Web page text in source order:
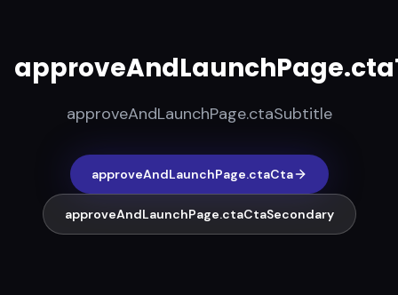
approveAndLaunchPage.ctaSubtitle
approveAndLaunchPage.ctaCta
approveAndLaunchPage.ctaCtaSecondary